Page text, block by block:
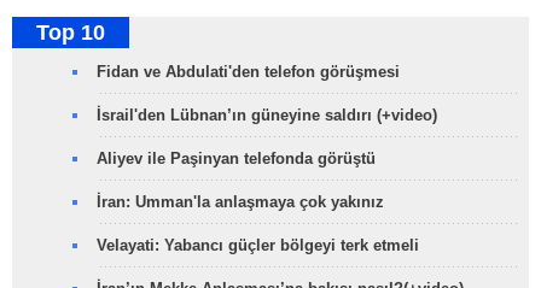
Top 10
Fidan ve Abdulati'den telefon görüşmesi
İsrail'den Lübnan’ın güneyine saldırı (+video)
Aliyev ile Paşinyan telefonda görüştü
İran: Umman'la anlaşmaya çok yakınız
Velayati: Yabancı güçler bölgeyi terk etmeli